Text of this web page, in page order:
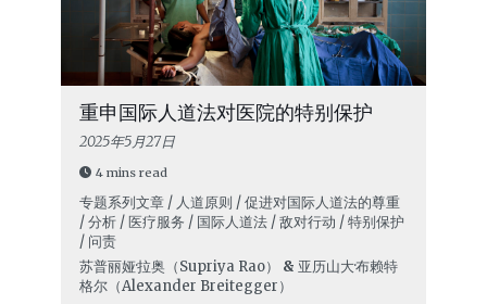
重申国际人道法对医院的特别保护
2025年5月27日
4 mins read
专题系列文章 / 人道原则 / 促进对国际人道法的尊重
/ 分析 / 医疗服务 / 国际人道法 / 敌对行动 / 特别保护
/ 问责
苏普丽娅·拉奥（Supriya Rao）
& 亚历山大·布赖特
格尔（Alexander Breitegger）